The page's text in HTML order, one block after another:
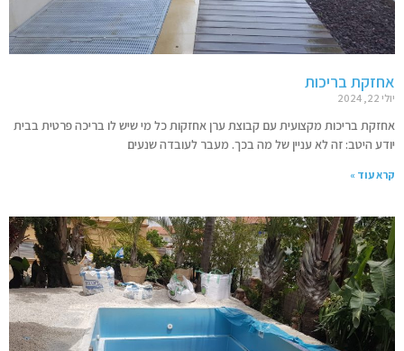
אחזקת בריכות
יולי 22, 2024
אחזקת בריכות מקצועית עם קבוצת ערן אחזקות כל מי שיש לו בריכה פרטית בבית
יודע היטב: זה לא עניין של מה בכך. מעבר לעובדה שנעים
קרא עוד »